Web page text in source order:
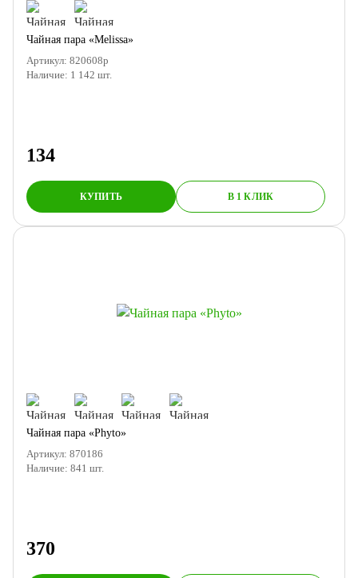
Чайная пара «Melissa»
Артикул: 820608p
Наличие: 1 142 шт.
134
КУПИТЬ В 1 КЛИК
Чайная пара «Phyto»
Артикул: 870186
Наличие: 841 шт.
370